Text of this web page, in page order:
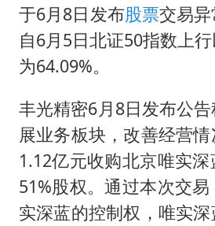
于6月8日发布股票交易
自6月5日北证50指数上
为64.09%。
丰光精密6月8日发布公
展业务板块，改善经营
1.12亿元收购北京唯实
51%股权。通过本次交
实深蓝的控制权，唯实